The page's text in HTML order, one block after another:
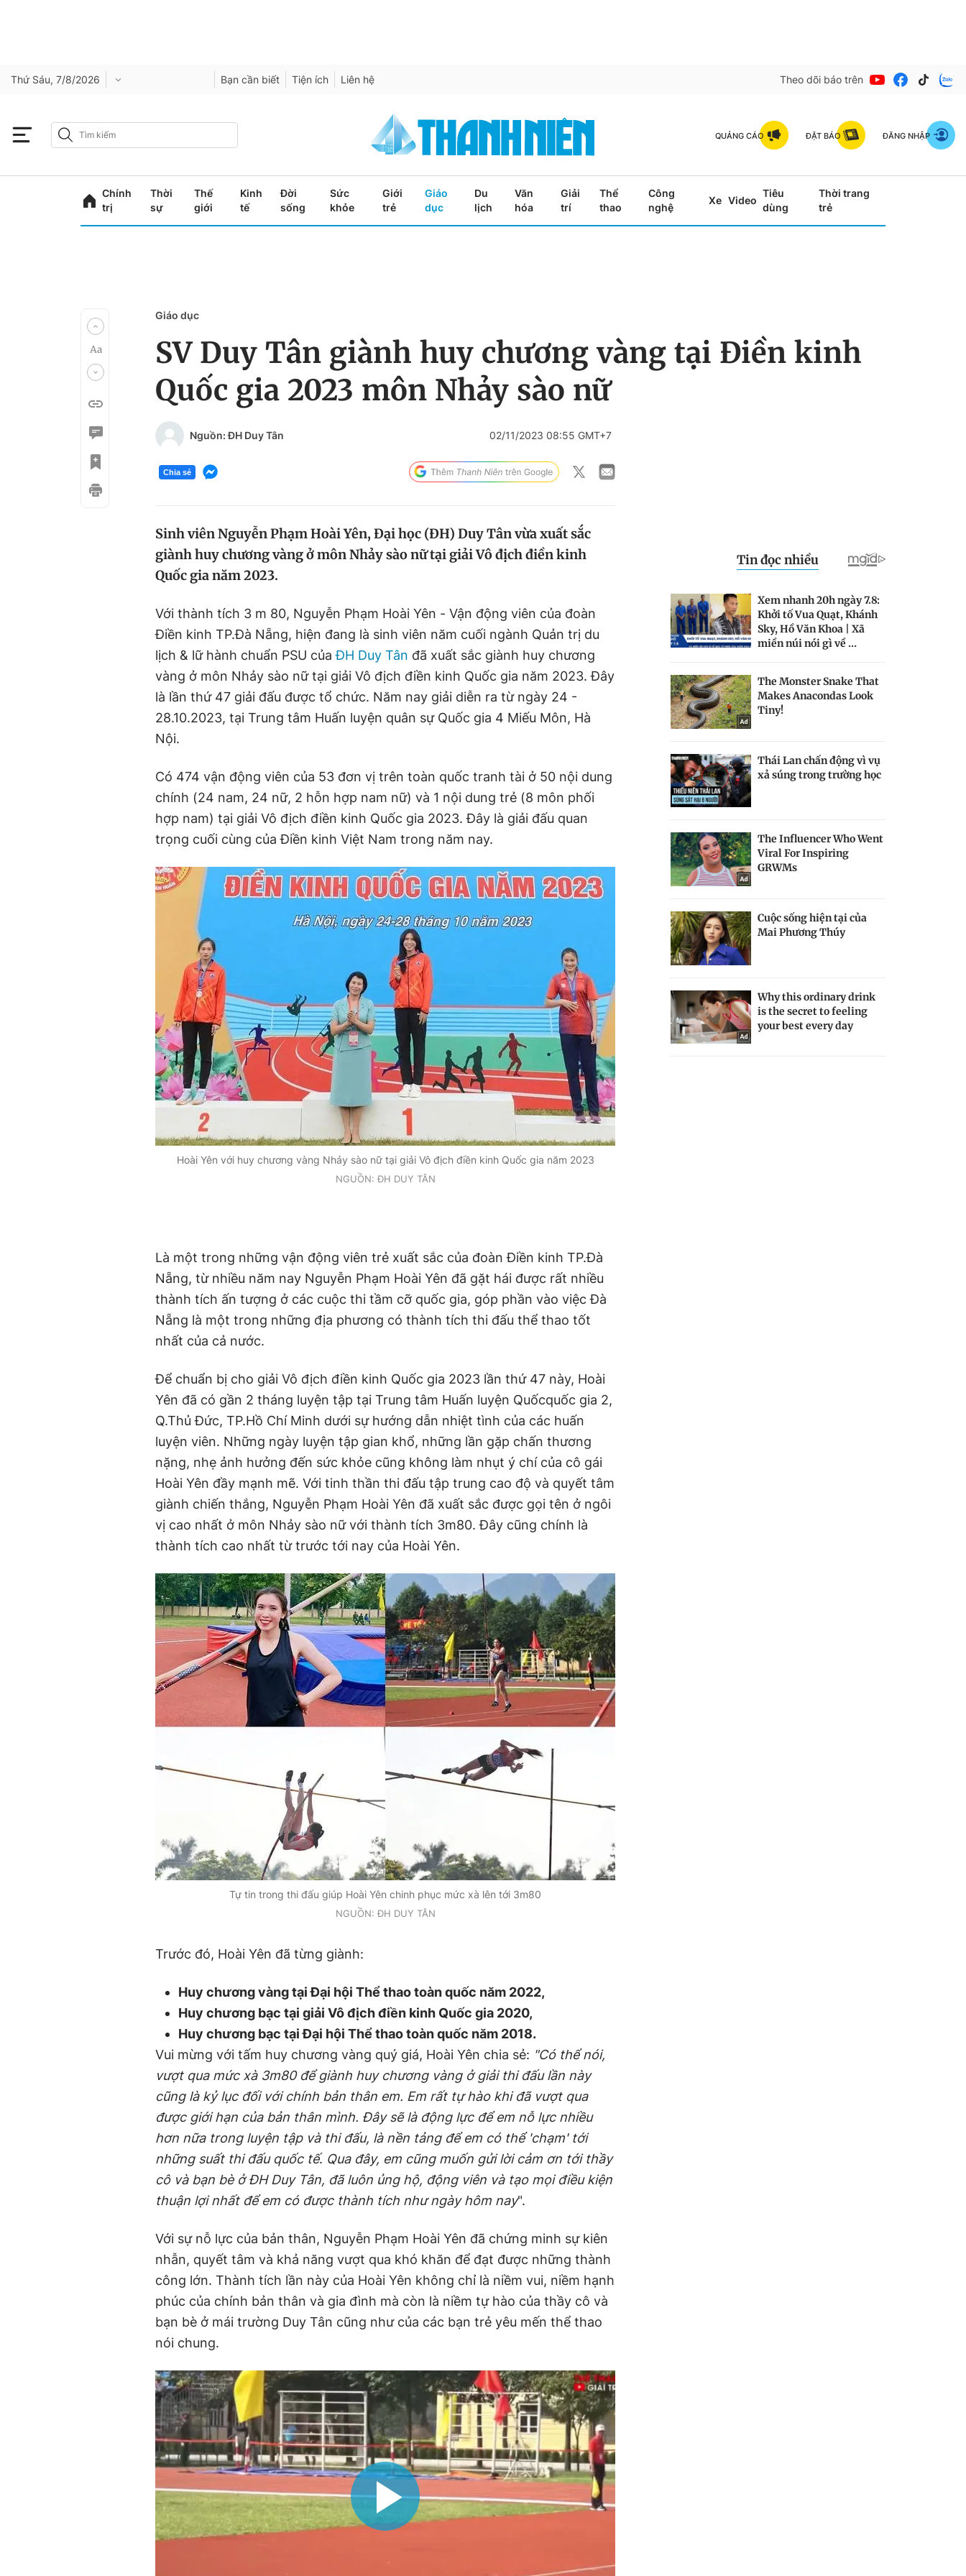
Thứ Sáu, 7/8/2026 Bạn cần biết Tiện ích Liên hệ Theo dõi báo trên
QUẢNG CÁO ĐẶT BÁO ĐĂNG NHẬP
Chính
trị
Thời
sự
Thế
giới
Kinh
tế
Đời
sống
Sức
khỏe
Giới
trẻ
Giáo
dục
Du
lịch
Văn
hóa
Giải
trí
Thể
thao
Công
nghệ
Xe Video
Tiêu
dùng
Thời trang
trẻ
Giáo dục
SV Duy Tân giành huy chương vàng tại Điền kinh
Quốc gia 2023 môn Nhảy sào nữ
Nguồn: ĐH Duy Tân 02/11/2023 08:55 GMT+7
Chia sẻ
Sinh viên Nguyễn Phạm Hoài Yên, Đại học (ĐH) Duy Tân vừa xuất sắc
giành huy chương vàng ở môn Nhảy sào nữ tại giải Vô địch điền kinh
Quốc gia năm 2023.
Với thành tích 3 m 80, Nguyễn Phạm Hoài Yên - Vận động viên của đoàn
Điền kinh TP.Đà Nẵng, hiện đang là sinh viên năm cuối ngành Quản trị du
lịch & lữ hành chuẩn PSU củaĐH Duy Tân đã xuất sắc giành huy chương
vàng ở môn Nhảy sào nữ tại giải Vô địch điền kinh Quốc gia năm 2023. Đây
là lần thứ 47 giải đấu được tổ chức. Năm nay giải diễn ra từ ngày 24 -
28.10.2023, tại Trung tâm Huấn luyện quân sự Quốc gia 4 Miếu Môn, Hà
Nội.
Có 474 vận động viên của 53 đơn vị trên toàn quốc tranh tài ở 50 nội dung
chính (24 nam, 24 nữ, 2 hỗn hợp nam nữ) và 1 nội dung trẻ (8 môn phối
hợp nam) tại giải Vô địch điền kinh Quốc gia 2023. Đây là giải đấu quan
trọng cuối cùng của Điền kinh Việt Nam trong năm nay.
Hoài Yên với huy chương vàng Nhảy sào nữ tại giải Vô địch điền kinh Quốc gia năm 2023
NGUỒN: ĐH DUY TÂN
Là một trong những vận động viên trẻ xuất sắc của đoàn Điền kinh TP.Đà
Nẵng, từ nhiều năm nay Nguyễn Phạm Hoài Yên đã gặt hái được rất nhiều
thành tích ấn tượng ở các cuộc thi tầm cỡ quốc gia, góp phần vào việc Đà
Nẵng là một trong những địa phương có thành tích thi đấu thể thao tốt
nhất của cả nước.
Để chuẩn bị cho giải Vô địch điền kinh Quốc gia 2023 lần thứ 47 này, Hoài
Yên đã có gần 2 tháng luyện tập tại Trung tâm Huấn luyện Quốcquốc gia 2,
Q.Thủ Đức, TP.Hồ Chí Minh dưới sự hướng dẫn nhiệt tình của các huấn
luyện viên. Những ngày luyện tập gian khổ, những lần gặp chấn thương
nặng, nhẹ ảnh hưởng đến sức khỏe cũng không làm nhụt ý chí của cô gái
Hoài Yên đầy mạnh mẽ. Với tinh thần thi đấu tập trung cao độ và quyết tâm
giành chiến thắng, Nguyễn Phạm Hoài Yên đã xuất sắc được gọi tên ở ngôi
vị cao nhất ở môn Nhảy sào nữ với thành tích 3m80. Đây cũng chính là
thành tích cao nhất từ trước tới nay của Hoài Yên.
Tự tin trong thi đấu giúp Hoài Yên chinh phục mức xà lên tới 3m80
NGUỒN: ĐH DUY TÂN
Trước đó, Hoài Yên đã từng giành:
Huy chươngvàng tại Đại hội Thể thaotoàn quốc năm 2022,
Huy chương bạc tại giải Vô địchđiền kinh Quốc gia 2020,
Huy chương bạc tại Đại hội Thể thaotoàn quốc năm 2018.
Vui mừng với tấm huy chương vàng quý giá, Hoài Yên chia sẻ: "Có thể nói,
vượt qua mức xà 3m80 để giành huy chương vàng ở giải thi đấu lần này
cũng là kỷ lục đối với chính bản thân em. Em rất tự hào khi đã vượt qua
được giới hạn của bản thân mình. Đây sẽ là động lực để em nỗ lực nhiều
hơn nữa trong luyện tập và thi đấu, là nền tảng để em có thể 'chạm' tới
những suất thi đấu quốc tế. Qua đây, em cũng muốn gửi lời cảm ơn tới thầy
cô và bạn bè ở ĐH Duy Tân, đã luôn ủng hộ, động viên và tạo mọi điều kiện
thuận lợi nhất để em có được thành tích như ngày hôm nay".
Với sự nỗ lực của bản thân, Nguyễn Phạm Hoài Yên đã chứng minh sự kiên
nhẫn, quyết tâm và khả năng vượt qua khó khăn để đạt được những thành
công lớn. Thành tích lần này của Hoài Yên không chỉ là niềm vui, niềm hạnh
phúc của chính bản thân và gia đình mà còn là niềm tự hào của thầy cô và
bạn bè ở mái trường Duy Tân cũng như của các bạn trẻ yêu mến thể thao
nói chung.